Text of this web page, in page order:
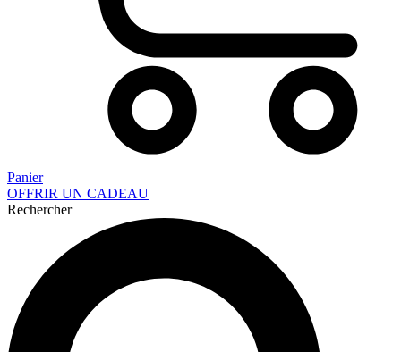
Panier
OFFRIR UN CADEAU
Rechercher